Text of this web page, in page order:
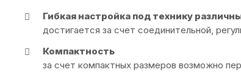
Гибкая настройка под технику
достигается за счет соединительной,
Компактность
за счет компактных размеров возможно